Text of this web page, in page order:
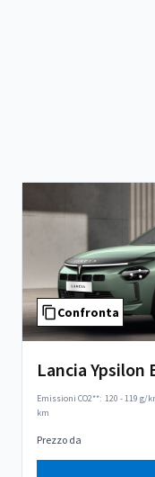
Confronta
Lancia Ypsilon
Emissioni CO2**: 120 - 119 g/
km
Prezzo da